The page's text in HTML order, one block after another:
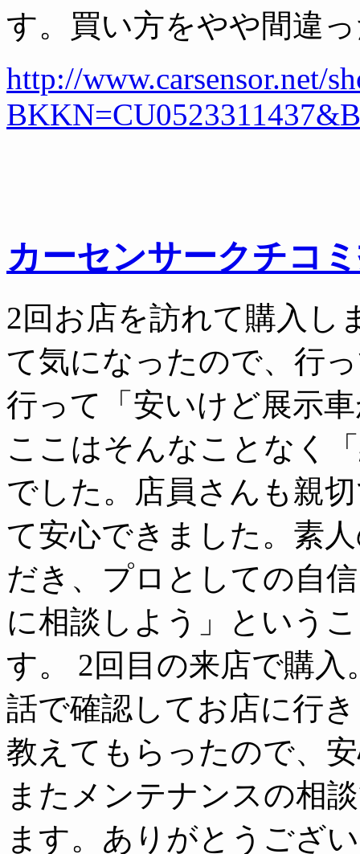
す。買い方をやや間違
http://www.carsensor.net/
カーセンサークチコ
2回お店を訪れて購入し
て気になったので、行
行って「安いけど展示
ここはそんなことなく
でした。店員さんも親
て安心できました。素
だき、プロとしての自
に相談しよう」という
す。 2回目の来店で購
話で確認してお店に行
教えてもらったので、
またメンテナンスの相
ます。ありがとうござ